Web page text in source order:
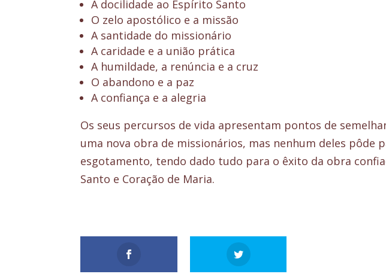
A docilidade ao Espírito Santo
O zelo apostólico e a missão
A santidade do missionário
A caridade e a união prática
A humildade, a renúncia e a cruz
O abandono e a paz
A confiança e a alegria
Os seus percursos de vida apresentam pontos de
uma nova obra de missionários, mas nenhum deles
esgotamento, tendo dado tudo para o êxito da obra
Santo e Coração de Maria.​